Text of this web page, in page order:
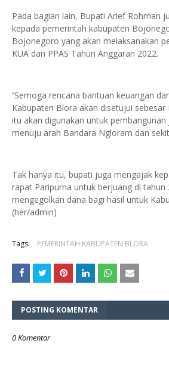
Pada bagian lain, Bupati Arief Rohman
kepada pemerintah kabupaten
Bojonegoro yang akan melaksanakan
KUA dan PPAS Tahun Anggaran 2022.
‘’Semoga rencana bantuan keuangan
Kabupaten Blora akan disetujui sebesar
itu akan digunakan untuk
menuju arah Bandara Ngloram dan
Tak hanya itu, bupati juga mengajak
rapat Paripurna untuk berjuang di tahun
mengegolkan dana bagi hasil untuk
(her/admin)
Tags: PEMERINTAH KABUPATEN BLORA
POSTING KOMENTAR
0 Komentar